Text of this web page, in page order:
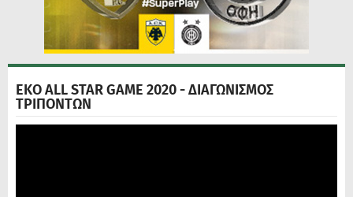
ΕΚΟ ALL STAR GAME 2020 - ΔΙΑΓΩΝΙΣΜΟΣ
ΤΡΙΠΟΝΤΩΝ